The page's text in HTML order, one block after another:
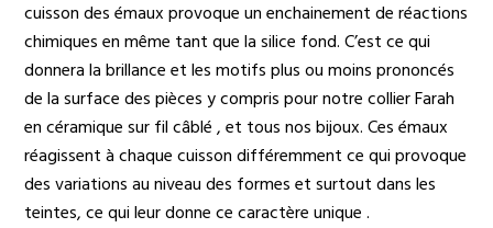
cuisson des émaux provoque un enchainement de réactions
chimiques en même tant que la silice fond. C’est ce qui
donnera la brillance et les motifs plus ou moins prononcés
de la surface des pièces y compris pour notre collier Farah
en céramique sur fil câblé , et tous nos bijoux. Ces émaux
réagissent à chaque cuisson différemment ce qui provoque
des variations au niveau des formes et surtout dans les
teintes, ce qui leur donne ce caractère unique .